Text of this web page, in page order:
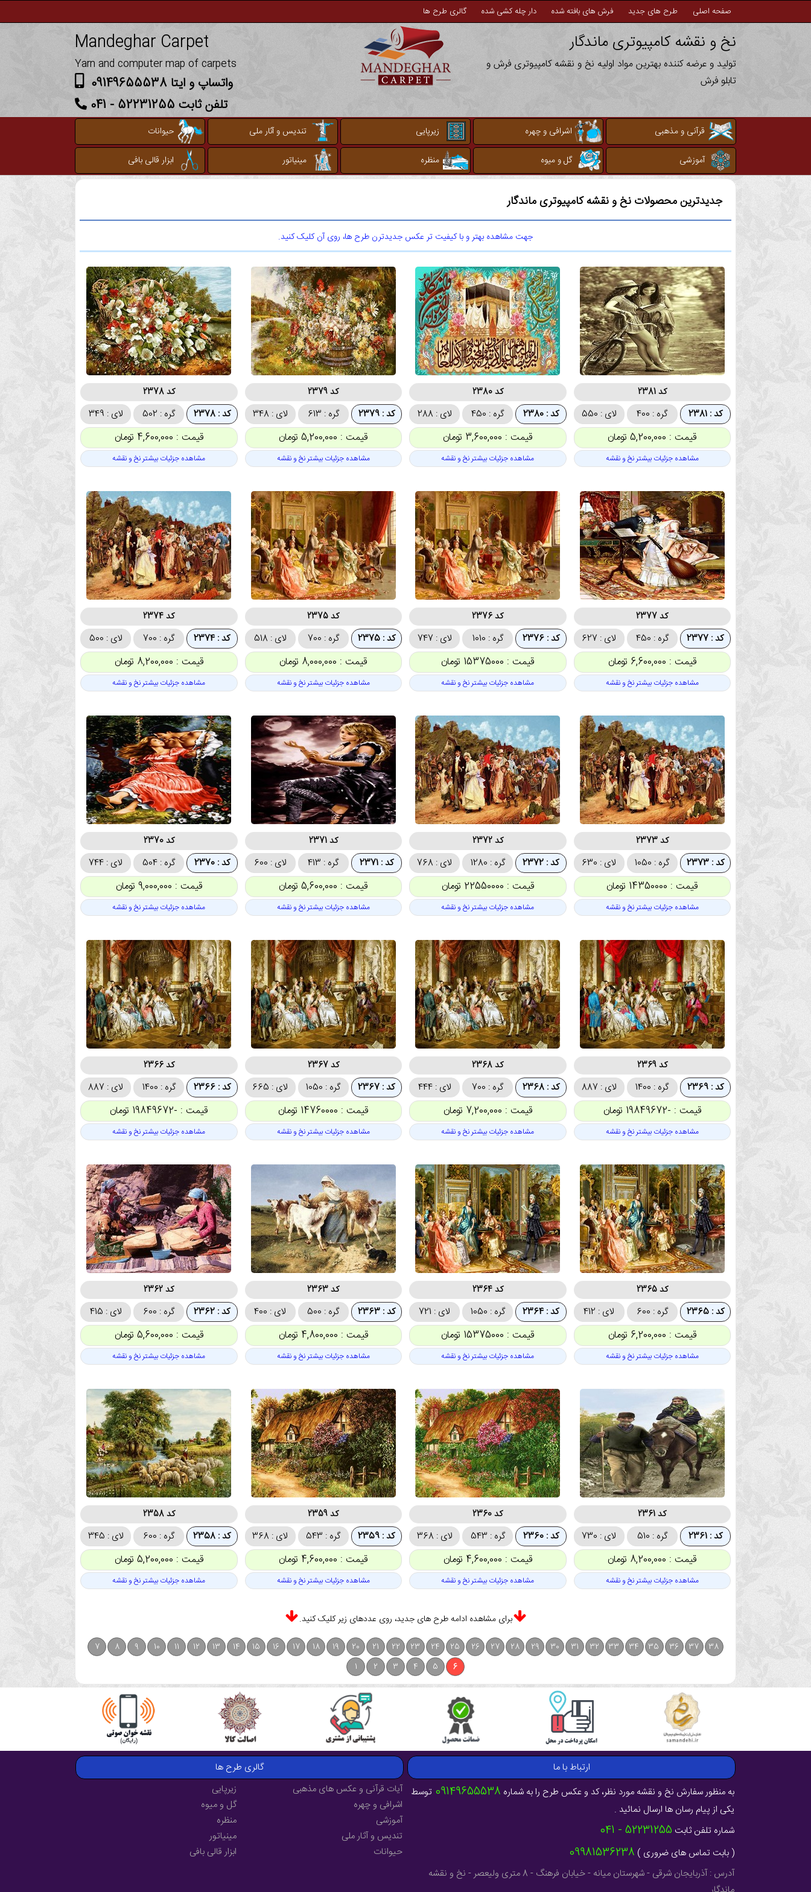
صفحه اصلی طرح های جدید فرش های بافته شده دار چله کشی شده گالری طرح ها
نخ و نقشه کامپیوتری ماندگار
تولید و عرضه کننده بهترین مواد اولیه نخ و نقشه کامپیوتری فرش و
تابلو فرش
Mandeghar Carpet
Yarn and computer map of carpets
واتساپ و ایتا 09149655538
تلفن ثابت 52231255 - 041
قرآنی و مذهبی اشرافی و چهره زیرپایی تندیس و آثار ملی
حیوانات
آموزشی
گل و میوه منظره مینیاتور ابزار قالی بافی
جدیدترین محصولات نخ و نقشه کامپیوتری ماندگار
جهت مشاهده بهتر و با کیفیت تر عکس جدیدترن طرح ها، روی آن کلیک کنید.
کد 2381
کد : 2381 گره : 400 لای : 550
قیمت : 5,200,000 تومان
مشاهده جزئیات بیشتر نخ و نقشه
کد 2380
کد : 2380 گره : 450 لای : 288
قیمت : 3,600,000 تومان
مشاهده جزئیات بیشتر نخ و نقشه
کد 2379
کد : 2379 گره : 613 لای : 348
قیمت : 5,200,000 تومان
مشاهده جزئیات بیشتر نخ و نقشه
کد 2378
کد : 2378 گره : 502 لای : 349
قیمت : 4,600,000 تومان
مشاهده جزئیات بیشتر نخ و نقشه
کد 2377
کد : 2377 گره : 450 لای : 627
قیمت : 6,600,000 تومان
مشاهده جزئیات بیشتر نخ و نقشه
کد 2376
کد : 2376 گره : 1010 لای : 747
قیمت : 15375000 تومان
مشاهده جزئیات بیشتر نخ و نقشه
کد 2375
کد : 2375 گره : 700 لای : 518
قیمت : 8,000,000 تومان
مشاهده جزئیات بیشتر نخ و نقشه
کد 2374
کد : 2374 گره : 700 لای : 500
قیمت : 8,200,000 تومان
مشاهده جزئیات بیشتر نخ و نقشه
کد 2373
کد : 2373 گره : 1050 لای : 630
قیمت : 14350000 تومان
مشاهده جزئیات بیشتر نخ و نقشه
کد 2372
کد : 2372 گره : 1280 لای : 768
قیمت : 22550000 تومان
مشاهده جزئیات بیشتر نخ و نقشه
کد 2371
کد : 2371 گره : 413 لای : 600
قیمت : 5,600,000 تومان
مشاهده جزئیات بیشتر نخ و نقشه
کد 2370
کد : 2370 گره : 504 لای : 744
قیمت : 9,000,000 تومان
مشاهده جزئیات بیشتر نخ و نقشه
کد 2369
کد : 2369 گره : 1400 لای : 887
قیمت : -19849672 تومان
مشاهده جزئیات بیشتر نخ و نقشه
کد 2368
کد : 2368 گره : 700 لای : 444
قیمت : 7,200,000 تومان
مشاهده جزئیات بیشتر نخ و نقشه
کد 2367
کد : 2367 گره : 1050 لای : 665
قیمت : 14760000 تومان
مشاهده جزئیات بیشتر نخ و نقشه
کد 2366
کد : 2366 گره : 1400 لای : 887
قیمت : -19849672 تومان
مشاهده جزئیات بیشتر نخ و نقشه
کد 2365
کد : 2365 گره : 600 لای : 412
قیمت : 6,200,000 تومان
مشاهده جزئیات بیشتر نخ و نقشه
کد 2364
کد : 2364 گره : 1050 لای : 721
قیمت : 15375000 تومان
مشاهده جزئیات بیشتر نخ و نقشه
کد 2363
کد : 2363 گره : 500 لای : 400
قیمت : 4,800,000 تومان
مشاهده جزئیات بیشتر نخ و نقشه
کد 2362
کد : 2362 گره : 600 لای : 415
قیمت : 5,600,000 تومان
مشاهده جزئیات بیشتر نخ و نقشه
کد 2361
کد : 2361 گره : 510 لای : 730
قیمت : 8,200,000 تومان
مشاهده جزئیات بیشتر نخ و نقشه
کد 2360
کد : 2360 گره : 543 لای : 368
قیمت : 4,600,000 تومان
مشاهده جزئیات بیشتر نخ و نقشه
کد 2359
کد : 2359 گره : 543 لای : 368
قیمت : 4,600,000 تومان
مشاهده جزئیات بیشتر نخ و نقشه
کد 2358
کد : 2358 گره : 600 لای : 345
قیمت : 5,200,000 تومان
مشاهده جزئیات بیشتر نخ و نقشه
برای مشاهده ادامه طرح های جدید، روی عددهای زیر کلیک کنید.
38
37
36
35
34
33
32
31
30
29
28
27
26
25
24
23
22
21
20
19
18
17
16
15
14
13
12
11
10
9
8
7
6
5
4
3
2
1
ارتباط با ما
به منظور سفارش نخ و نقشه مورد نظر، کد و عکس طرح را به شماره 09149655538 توسط
یکی از پیام رسان ها ارسال نمائید .
شماره تلفن ثابت 52231255 - 041
( بابت تماس های ضروری ) 09981536238
آدرس : آذربایجان شرقی - شهرستان میانه - خیابان فرهنگ - 8 متری ولیعصر - نخ و نقشه
گالری طرح ها
آیات قرآنی و عکس های مذهبی
اشرافی و چهره
آموزشی
تندیس و آثار ملی
حیوانات
زیرپایی
گل و میوه
منظره
مینیاتور
ابزار قالی بافی